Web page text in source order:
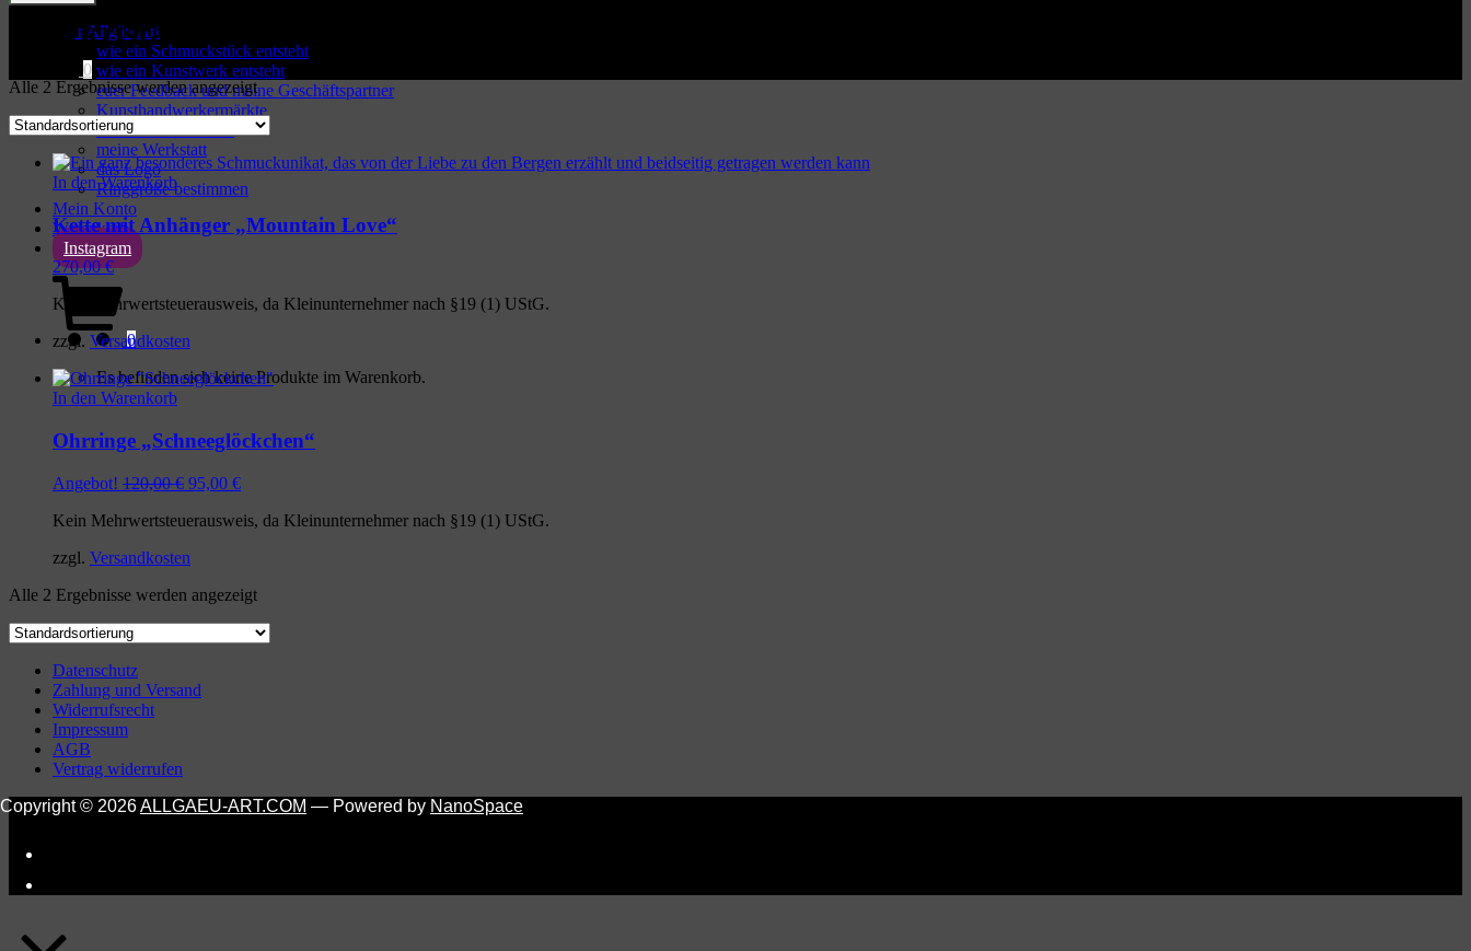
über Allgäu Art
wie ein Schmuckstück entsteht
wie ein Kunstwerk entsteht
euer Feedback und meine Geschäftspartner
Kunsthandwerkermärkte
über mich / Kontakt
meine Werkstatt
das Logo
Ringgröße bestimmen
Mein Konto
Warenkorb
Instagram
Cart
0
Es befinden sich keine Produkte im Warenkorb.
Mobile
Menu
0
Bergkristall
Alle 2 Ergebnisse werden angezeigt
products
In den Warenkorb
Kette mit Anhänger „Mountain Love“
270,00€
Kein Mehrwertsteuerausweis, da Kleinunternehmer nach §19 (1) UStG.
zzgl. Versandkosten
In den Warenkorb
Ohrringe „Schneeglöckchen“
Angebot! 120,00€ Ursprünglicher
war:
95,00 €Aktueller
ist:
Kein Mehrwertsteuerausweis, da Kleinunternehmer nach §19 (1) UStG.
zzgl. Versandkosten
Alle 2 Ergebnisse werden angezeigt
Datenschutz
Zahlung und Versand
Widerrufsrecht
Impressum
AGB
Vertrag widerrufen
Copyright © 2026ALLGAEU-ART.COM — Powered by NanoSpace